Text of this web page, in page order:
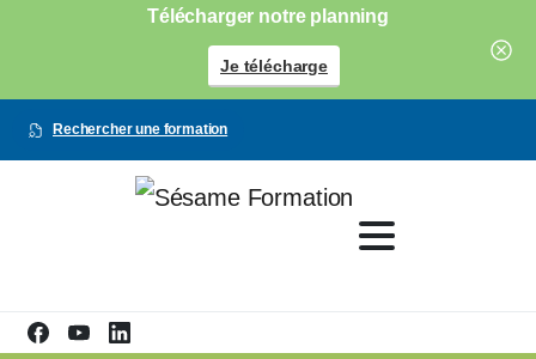
Télécharger notre planning
Je télécharge
Rechercher une formation